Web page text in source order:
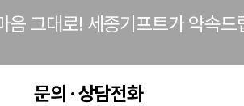
음 그대로! 세종기프트가 약속드
문의 · 상담전화